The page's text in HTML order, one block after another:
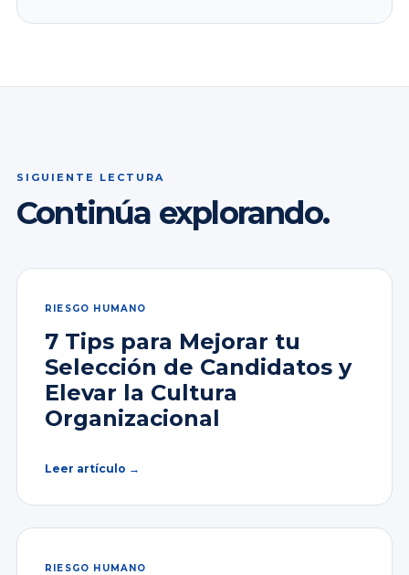
SIGUIENTE LECTURA
Continúa explorando.
RIESGO HUMANO
7 Tips para Mejorar tu
Selección de Candidatos y
Elevar la Cultura
Organizacional
Leer artículo →
RIESGO HUMANO